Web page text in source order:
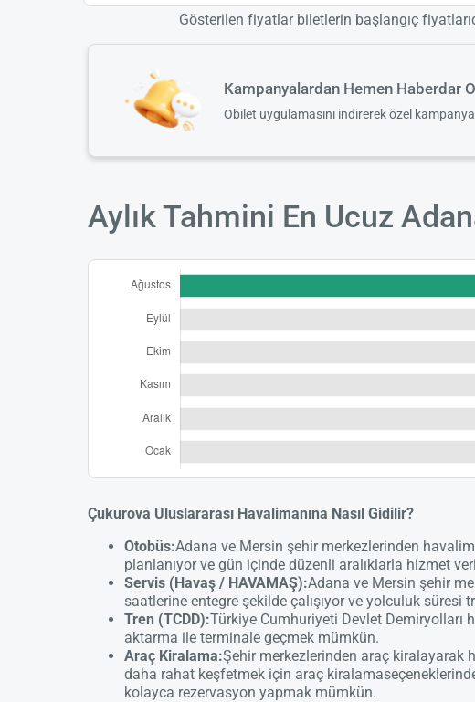
Gösterilen fiyatlar biletlerin başlangıç
Kampanyalardan Hemen Haberdar
Obilet uygulamasını indirerek özel
Aylık Tahmini En Ucuz
Çukurova Uluslararası Havalimanına Nasıl Gidilir?
Otobüs:Adana ve Mersin şehir merkezlerinden
planlanıyor ve gün içinde düzenli aralıklarla hizmet
Servis (Havaş / HAVAMAŞ):Adana ve Mersin şehir
saatlerine entegre şekilde çalışıyor ve yolculuk
Tren (TCDD):Türkiye Cumhuriyeti Devlet Demiryolları
aktarma ile terminale geçmek mümkün.
Araç Kiralama:Şehir merkezlerinden araç kiralayarak
daha rahat keşfetmek için araç kiralama
kolayca rezervasyon yapmak mümkün.